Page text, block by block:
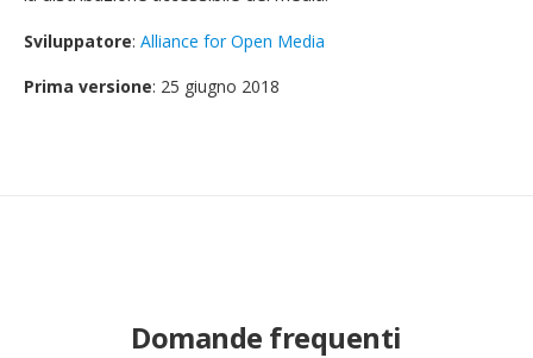
Sviluppatore: Alliance for Open Media
Prima versione: 25 giugno 2018
Domande frequenti